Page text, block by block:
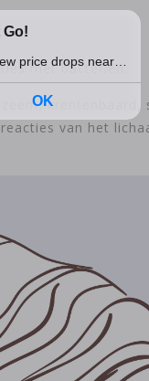
met bacteriën.
van het